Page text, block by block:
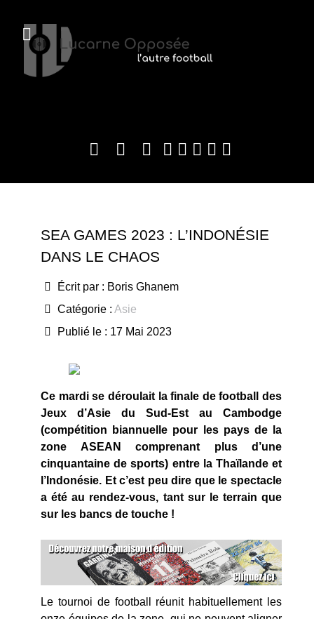
SEA GAMES 2023 : L’INDONÉSIE
DANS LE CHAOS
Écrit par : Boris Ghanem
Catégorie : Asie
Publié le : 17 Mai 2023
Ce mardi se déroulait la finale de football des
Jeux d’Asie du Sud-Est au Cambodge
(compétition biannuelle pour les pays de la
zone ASEAN comprenant plus d’une
cinquantaine de sports) entre la Thaïlande et
l’Indonésie. Et c’est peu dire que le spectacle
a été au rendez-vous, tant sur le terrain que
sur les bancs de touche !
Le tournoi de football réunit habituellement les